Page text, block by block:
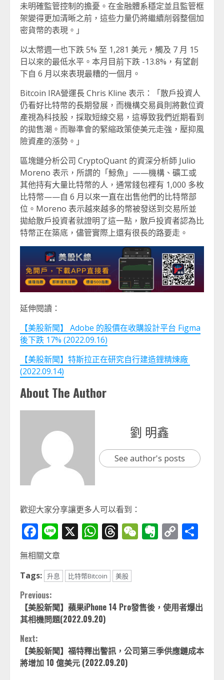
未明確監管控制的擔憂。在金融體系穩定並且監管框
架變得更加清晰之前，這些力量仍將繼續削弱整個加
密貨幣的表現。」
以太幣週一也下跌 5% 至 1,281 美元，觸及 7 月 15
日以來的最低水平。本月目前下跌 -13.8%，有望創
下自 6 月以來表現最糟的一個月。
Bitcoin IRA營運長 Chris Kline 表示：「散戶投資人
仍看好比特幣的長期發展，而機構交易員則將數位資
產視為科技股，採取短線交易，這導致我們近期看到
的拋售潮。而聯準會的緊縮政策使美元走強，壓抑風
險資產的漲勢。」
區塊鏈分析公司 CryptoQuant 的資深分析師 Julio
Moreno 表示，所謂的「鯨魚」——機構、礦工或
其他持有大量比特幣的人，通常錢包裡有 1,000 多枚
比特幣——自 6 月以來一直在出售他們的比特幣部
位。Moreno 表示越來越多的幣被發送到交易所並
拋給散戶投資者就證明了這一點，散戶投資者認為比
特幣正在築底，儘管實際上還有很長的路要走。
延伸閱讀：
【美股新聞】 Adobe 的股價在收購設計平台 Figma
後下跌 17% (2022.09.16)
【美股新聞】特斯拉正在研究自行建造鋰精煉廠
(2022.09.14)
About The Author
劉 明鑫
See author's posts
歡迎大家分享讓更多人可以看到：
Facebook
Line
X WhatsApp
Threads
WeChat
Evernote
Copy
無相關文章
Tags: 升息 比特幣Bitcoin 美股
Continue
Reading
Previous:
【美股新聞】蘋果iPhone 14 Pro發售後，使用者爆出
其相機問題(2022.09.20)
Next:
【美股新聞】福特釋出警訊，公司第三季供應鏈成本
將增加 10 億美元 (2022.09.20)